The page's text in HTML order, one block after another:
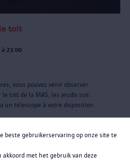
beste gebruikerservaring op onze site te
met het gebruik van deze
toit
23:00
vous pouvez venir observer
toit de la MAS, les jeudis soir.
un télescope à votre disposition.